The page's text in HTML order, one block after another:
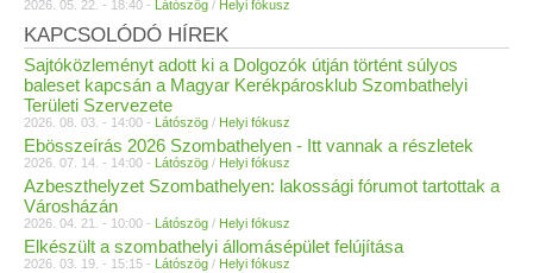
2026. 05. 22. - 18:40 - Látószög / Helyi fókusz
KAPCSOLÓDÓ HÍREK
Sajtóközleményt adott ki a Dolgozók útján történt súlyos
baleset kapcsán a Magyar Kerékpárosklub Szombathelyi
Területi Szervezete
2026. 08. 03. - 14:00 - Látószög / Helyi fókusz
Ebösszeírás 2026 Szombathelyen - Itt vannak a részletek
2026. 07. 14. - 14:00 - Látószög / Helyi fókusz
Azbeszthelyzet Szombathelyen: lakossági fórumot tartottak a
Városházán
2026. 04. 21. - 10:00 - Látószög / Helyi fókusz
Elkészült a szombathelyi állomásépület felújítása
2026. 03. 19. - 15:15 - Látószög / Helyi fókusz